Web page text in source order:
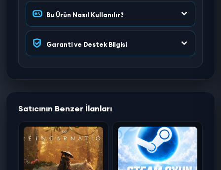
Bu Ürün Nasıl Kullanılır?
Garanti ve Destek Bilgisi
Satıcının Benzer İlanları